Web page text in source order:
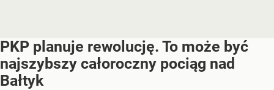
PKP planuje rewolucję. To może być
najszybszy całoroczny pociąg nad
Bałtyk